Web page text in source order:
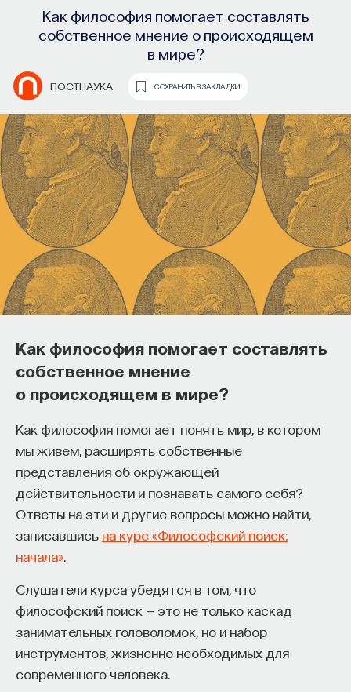
Как философия помогает составлять
собственное мнение о происходящем
в мире?
ПОСТНАУКА СОХРАНИТЬ В ЗАКЛАДКИ
Как философия помогает составлять
собственное мнение
о происходящем в мире?
Как философия помогает понять мир, в котором
мы живем, расширять собственные
представления об окружающей
действительности и познавать самого себя?
Ответы на эти и другие вопросы можно найти,
записавшись на курс «Философский поиск:
начала»
Слушатели курса убедятся в том, что
философский поиск — это не только каскад
занимательных головоломок, но и набор
инструментов, жизненно необходимых для
современного человека.